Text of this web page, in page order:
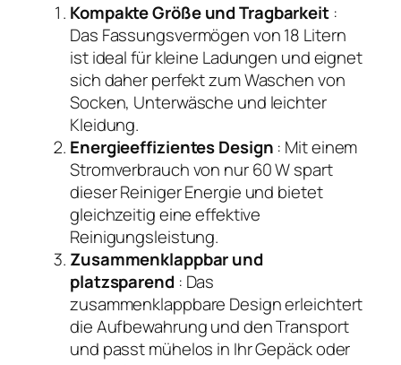
Kompakte Größe und Tragbarkeit :
Das Fassungsvermögen von 18 Litern
ist ideal für kleine Ladungen und eignet
sich daher perfekt zum Waschen von
Socken, Unterwäsche und leichter
Kleidung.
Energieeffizientes Design : Mit einem
Stromverbrauch von nur 60 W spart
dieser Reiniger Energie und bietet
gleichzeitig eine effektive
Reinigungsleistung.
Zusammenklappbar und
platzsparend: Das
zusammenklappbare Design erleichtert
die Aufbewahrung und den Transport
und passt mühelos in Ihr Gepäck oder